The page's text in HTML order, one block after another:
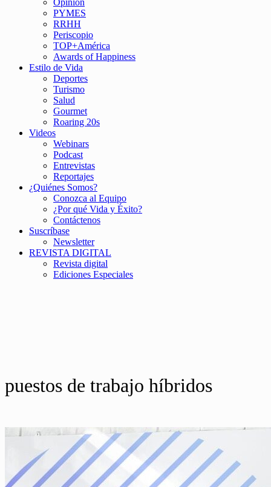
Opinión
PYMES
RRHH
Periscopio
TOP+América
Awards of Happiness
Estilo de Vida
Deportes
Turismo
Salud
Gourmet
Roaring 20s
Videos
Webinars
Podcast
Entrevistas
Reportajes
¿Quiénes Somos?
Conozca al Equipo
¿Por qué Vida y Éxito?
Contáctenos
Suscríbase
Newsletter
REVISTA DIGITAL
Revista digital
Ediciones Especiales
puestos de trabajo híbridos